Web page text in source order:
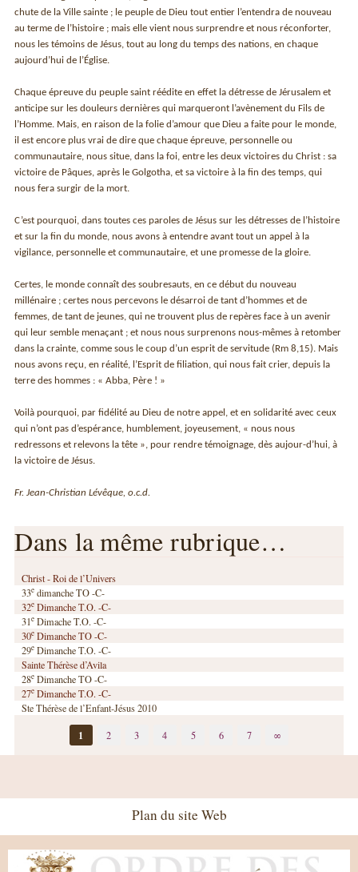
chute de la Ville sainte ; le peuple de Dieu tout entier l’entendra de nouveau
au terme de l’histoire ; mais elle vient nous surprendre et nous réconforter,
nous les témoins de Jésus, tout au long du temps des nations, en chaque
aujourd’hui de l’Église.
Chaque épreuve du peuple saint réédite en effet la détresse de Jérusalem et
anticipe sur les douleurs dernières qui marqueront l’avènement du Fils de
l’Homme. Mais, en raison de la folie d’amour que Dieu a faite pour le monde,
il est encore plus vrai de dire que chaque épreuve, personnelle ou
communautaire, nous situe, dans la foi, entre les deux victoires du Christ : sa
victoire de Pâques, après le Golgotha, et sa victoire à la fin des temps, qui
nous fera surgir de la mort.
C’est pourquoi, dans toutes ces paroles de Jésus sur les détresses de l’histoire
et sur la fin du monde, nous avons à entendre avant tout un appel à la
vigilance, personnelle et communautaire, et une promesse de la gloire.
Certes, le monde connaît des soubresauts, en ce début du nouveau
millénaire ; certes nous percevons le désarroi de tant d’hommes et de
femmes, de tant de jeunes, qui ne trouvent plus de repères face à un avenir
qui leur semble menaçant ; et nous nous surprenons nous-mêmes à retomber
dans la crainte, comme sous le coup d’un esprit de servitude (Rm 8,15). Mais
nous avons reçu, en réalité, l’Esprit de filiation, qui nous fait crier, depuis la
terre des hommes : « Abba, Père ! »
Voilà pourquoi, par fidélité au Dieu de notre appel, et en solidarité avec ceux
qui n’ont pas d’espérance, humblement, joyeusement, « nous nous
redressons et relevons la tête », pour rendre témoignage, dès aujour-d’hui, à
la victoire de Jésus.
Fr. Jean-Christian Lévêque, o.c.d.
Dans la même rubrique…
Christ - Roi de l’Univers
33e dimanche TO -C-
32e Dimanche T.O. -C-
31e Dimache T.O. -C-
30e Dimanche TO -C-
29e Dimanche T.O. -C-
Sainte Thérèse d’Avila
28e Dimanche TO -C-
27e Dimanche T.O. -C-
Ste Thérèse de l’Enfant-Jésus 2010
1 2 3 4 5 6 7 ∞
Plan du site Web